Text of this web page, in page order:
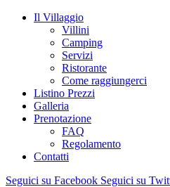
Il Villaggio
Villini
Camping
Servizi
Ristorante
Come raggiungerci
Listino Prezzi
Galleria
Prenotazione
FAQ
Regolamento
Contatti
Seguici su Facebook Seguici su